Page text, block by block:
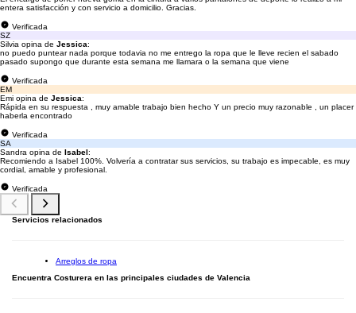
entera satisfacción y con servicio a domicilio. Gracias.
Verificada
SZ
Silvia opina de Jessica:
no puedo puntear nada porque todavia no me entrego la ropa que le lleve recien el sabado
pasado supongo que durante esta semana me llamara o la semana que viene
Verificada
EM
Emi opina de Jessica:
Rápida en su respuesta , muy amable trabajo bien hecho Y un precio muy razonable , un placer
haberla encontrado
Verificada
SA
Sandra opina de Isabel:
Recomiendo a Isabel 100%. Volvería a contratar sus servicios, su trabajo es impecable, es muy
cordial, amable y profesional.
Verificada
Servicios relacionados
Arreglos de ropa
Encuentra Costurera en las principales ciudades de Valencia